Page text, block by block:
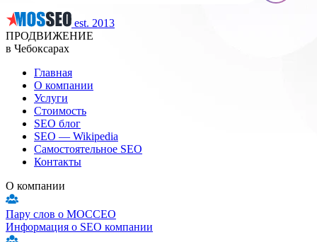
est. 2013
ПРОДВИЖЕНИЕ
в Чебоксарах
Главная
О компании
Услуги
Стоимость
SEO блог
SEO — Wikipedia
Самостоятельное SEO
Контакты
О компании
Пару слов о МОССЕО
Информация о SEO компании